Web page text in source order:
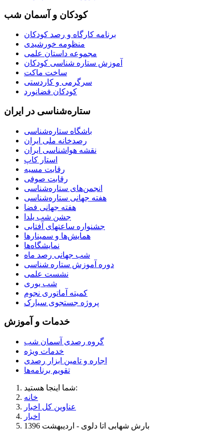
کودکان و آسمان شب
برنامه‌ کارگاه و رصد کودکان
منظومه خورشیدی
مجموعه داستان علمی
آموزش ستاره شناسی کودکان
ساخت ماکت
سرگرمی و کاردستی
کودکان فضانورد
ستاره‌شناسی در ایران
باشگاه ستاره‌شناسی
رصدخانه ملی ایران
نقشه هواشناسی ایران
استار کاپ
رقابت مسیه
رقابت صوفی
انجمن‌های ستاره‌شناسی
هفته جهانی ستاره‌شناسی
هفته جهانی فضا
جشن شب یلدا
جشنواره ساعتهای آفتابی
همایش‌ها و سمینارها
نمایشگاه‌ها
شب جهانی رصد ماه
دوره آموزش ستاره شناسی
نشست علمی
شب یوری
کمیته آماتوری نجوم
پروژه جستجوی سیارک
خدمات و آموزش
گروه رصدی آسمان شب
خدمات ویژه
اجاره و تامین ابزار رصدی
تقویم برنامه‌ها
شما اینجا هستید:
خانه
عناوین کل اخبار
اخبار
بارش شهابی اتا دلوی - اردیبهشت 1396